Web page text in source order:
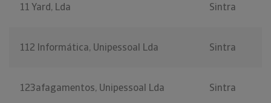
11 Yard, Lda Sintra
112 Informática, Unipessoal Lda Sintra
123afagamentos, Unipessoal Lda Sintra